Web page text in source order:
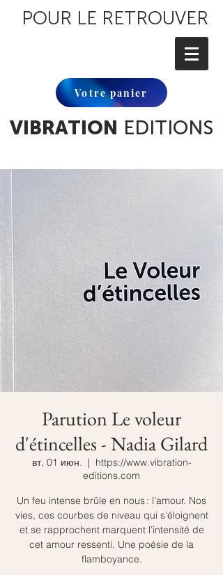
POUR LE RETROUVER
Votre panier
VIBRATION EDITIONS
Parution Le voleur
d'étincelles - Nadia Gilard
вт, 01 июн.
  |
https://www.vibration-
editions.com
Un feu intense brûle en nous : l’amour. Nos
vies, ces courbes de niveau qui s’éloignent
et se rapprochent marquent l’intensité de
cet amour ressenti. Une poésie de la
flamboyance.